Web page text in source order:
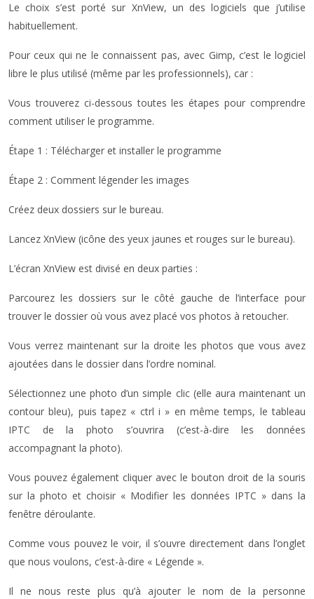
Le choix s’est porté sur XnView, un des logiciels que j’utilise
habituellement.
Pour ceux qui ne le connaissent pas, avec Gimp, c’est le logiciel
libre le plus utilisé (même par les professionnels), car :
Vous trouverez ci-dessous toutes les étapes pour comprendre
comment utiliser le programme.
Étape 1 : Télécharger et installer le programme
Étape 2 : Comment légender les images
Créez deux dossiers sur le bureau.
Lancez XnView (icône des yeux jaunes et rouges sur le bureau).
L’écran XnView est divisé en deux parties :
Parcourez les dossiers sur le côté gauche de l’interface pour
trouver le dossier où vous avez placé vos photos à retoucher.
Vous verrez maintenant sur la droite les photos que vous avez
ajoutées dans le dossier dans l’ordre nominal.
Sélectionnez une photo d’un simple clic (elle aura maintenant un
contour bleu), puis tapez « ctrl i » en même temps, le tableau
IPTC de la photo s’ouvrira (c’est-à-dire les données
accompagnant la photo).
Vous pouvez également cliquer avec le bouton droit de la souris
sur la photo et choisir « Modifier les données IPTC » dans la
fenêtre déroulante.
Comme vous pouvez le voir, il s’ouvre directement dans l’onglet
que nous voulons, c’est-à-dire « Légende ».
Il ne nous reste plus qu’à ajouter le nom de la personne